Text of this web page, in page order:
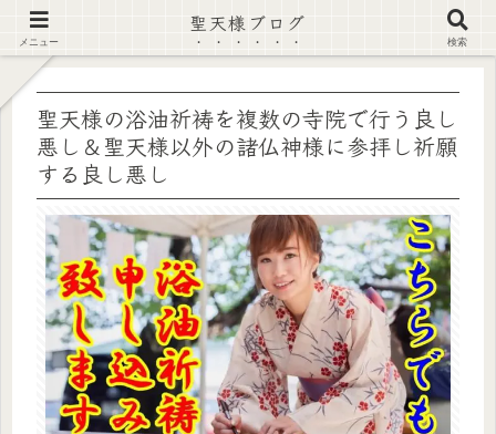
【注意喚起】偽サイト及び偽情報に注意 ▶確認する◀
聖天様の浴油祈祷を複数の寺院で行う良し
悪し＆聖天様以外の諸仏神様に参拝し祈願
する良し悪し
メニュー
聖天様ブログ
検索